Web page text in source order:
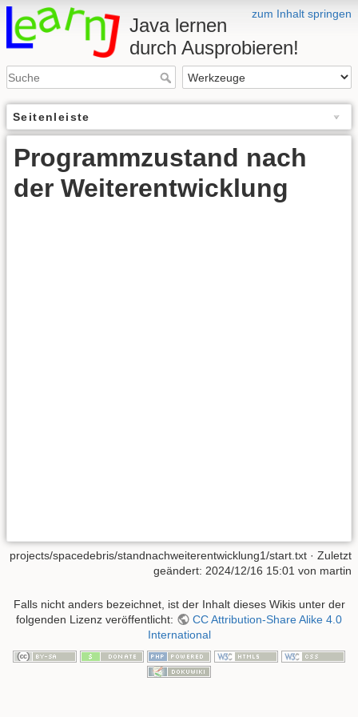
zum Inhalt springen
Java lernen
durch Ausprobieren!
Seitenleiste
Programmzustand nach
der Weiterentwicklung
projects/spacedebris/standnachweiterentwicklung1/start.txt · Zuletzt
geändert: 2024/12/16 15:01 von martin
Falls nicht anders bezeichnet, ist der Inhalt dieses Wikis unter der
folgenden Lizenz veröffentlicht:
CC Attribution-Share Alike 4.0
International